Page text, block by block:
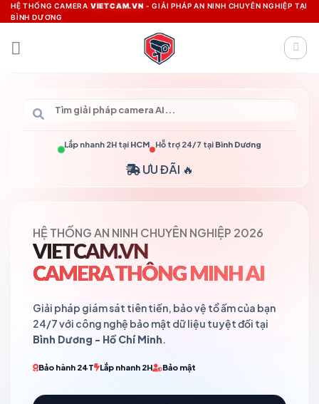
Skip
to
content
HỆ THỐNG CAMERA VIETCAM.VN - GIẢI PHÁP AN NINH CHUYÊN NGHIỆP TẠI
BÌNH DƯƠNG
Lắp nhanh 2H tại HCM Hỗ trợ 24/7 tại Bình Dương
ƯU ĐÃI 🔥
HỆ THỐNG AN NINH CHUYÊN NGHIỆP 2026
VIETCAM.VN
CAMERA THÔNG MINH AI
Giải pháp giám sát tiên tiến, bảo vệ tổ ấm của bạn
24/7 với công nghệ bảo mật dữ liệu tuyệt đối tại
Bình Dương - Hồ Chí Minh.
Bảo hành 24T Lắp nhanh 2H Bảo mật